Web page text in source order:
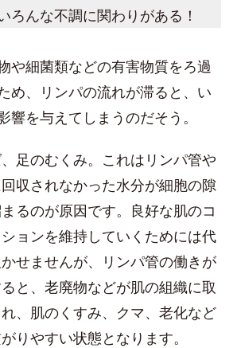
ろんな不調に関わりがある！
や細菌類などの有害物質をろ過
め、リンパの流れが滞ると、い
響を与えてしまうのだそう。
足のむくみ。これはリンパ管や
収されなかった水分が細胞の隙
るのが原因です。良好な肌のコ
ョンを維持していくためには代
せませんが、リンパ管の働きが
と、老廃物などが肌の組織に取
れ、肌のくすみ、クマ、老化など
りやすい状態となります。